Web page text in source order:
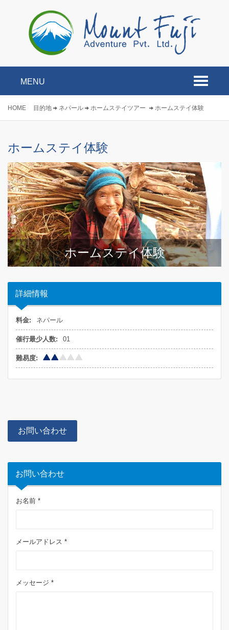
Toggle
MENU
HOME 目的地 ネパール ホームステイツアー ホームステイ体験
ホームステイ体験
ホームステイ体験
詳細情報
料金: ネパール
催行最少人数: 01
難易度:
お問い合わせ
お問い合わせ
お名前 *
メールアドレス *
メッセージ *